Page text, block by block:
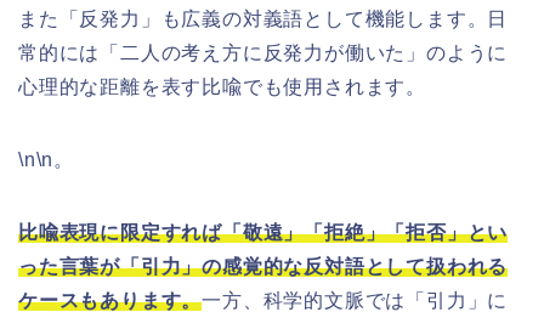
また「反発力」も広義の対義語として機能します。日
常的には「二人の考え方に反発力が働いた」のように
心理的な距離を表す比喩でも使用されます。
\n\n。
比喩表現に限定すれば「敬遠」「拒絶」「拒否」とい
った言葉が「引力」の感覚的な反対語として扱われる
ケースもあります。一方、科学的文脈では「引力」に